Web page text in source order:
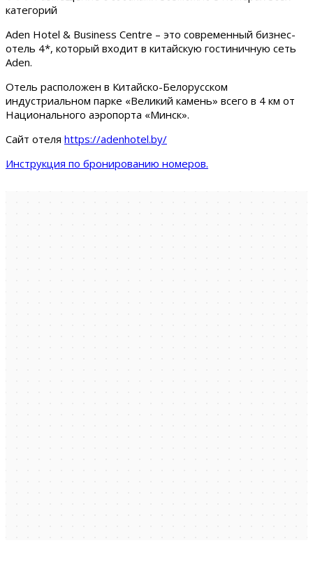
категорий
Aden Hotel & Business Centre – это современный бизнес-
отель 4*, который входит в китайскую гостиничную сеть
Aden.
Отель расположен в Китайско-Белорусском
индустриальном парке «Великий камень» всего в 4 км от
Национального аэропорта «Минск».
Сайт отеля https://adenhotel.by/
Инструкция по бронированию номеров.